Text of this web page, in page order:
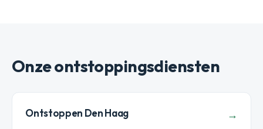
Onze ontstoppingsdiensten
Ontstoppen Den Haag →